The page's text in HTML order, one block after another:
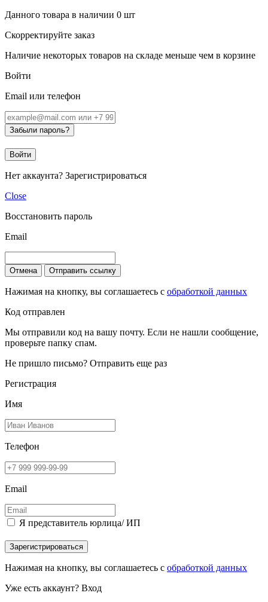
Данного товара в наличии 0 шт
Скорректируйте заказ
Наличие некоторых товаров на складе меньше чем в корзине
Войти
Email или телефон
Забыли пароль?
Войти
Нет аккаунта? Зарегистрироваться
Close
Восстановить пароль
Email
Отмена Отправить ссылку
Нажимая на кнопку, вы соглашаетесь с обработкой данных
Код отправлен
Мы отправили код на вашу почту. Если не нашли сообщение,
проверьте папку спам.
Не пришло письмо? Отправить еще раз
Регистрация
Имя
Телефон
Email
Я представитель юрлица/ ИП
Зарегистрироваться
Нажимая на кнопку, вы соглашаетесь с обработкой данных
Уже есть аккаунт? Вход